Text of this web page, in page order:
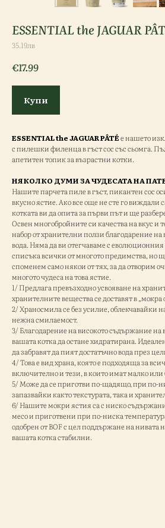
ESSENTIAL the JAGUAR
35.19лв
€17.99
Купи
ESSENTIAL the JAGUAR PÂTÉе нашето
с пилешки филенца в гъст сос със сьомга.
апетитен топик за възрастни котки.
НЯКОЛКО ДУМИ ЗА ЧУДЕСАТА НА
Нашите парчета пиле в гъст, пикантен сос
вкусно ястие. Ако все още не сте го виждали
котката ви да опита за първи път и ще
Освен многобройните си качества на вкус и
набор от хранителни ползи благодарение
вода. Няма да ви отегчаваме с
списъка всички от многото предимства, но
споменем само някои от тях, за да отворим
многото чудеса на това ястие.
1/ Предлага превъзходно усвояване на
хранителните вещества се доставят в „мокра
2/ Храносмила се без усилие, облекчавайки
нежна смилаемост.
3/ Благодарение на високото съдържание на
вашата котка да остане хидратирана.
да забравят да пият достатъчно вода през
4/ Това е вид храна, която е подходяща за
включително и тези, в които имат малко или
5/ Може да се приготви по-щадящо, при по-
запазвайки както текстурата, така и
6/ Нашите мокри ястия са с ниско
месо и приготвени при по-ниска
одобрен от BOF с цел поддържане на нивата
вашата котка стабилни.